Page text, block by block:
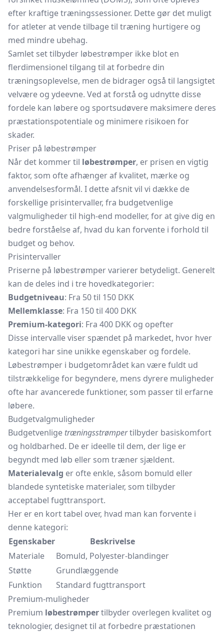
efter kraftige træningssessioner. Dette gør det muligt
for atleter at vende tilbage til træning hurtigere og
med mindre ubehag.
Samlet set tilbyder løbestrømper ikke blot en
flerdimensionel tilgang til at forbedre din
træningsoplevelse, men de bidrager også til langsigtet
velvære og ydeevne. Ved at forstå og udnytte disse
fordele kan løbere og sportsudøvere maksimere deres
præstationspotentiale og minimere risikoen for
skader.
Priser på løbestrømper
Når det kommer til løbestrømper, er prisen en vigtig
faktor, som ofte afhænger af kvalitet, mærke og
anvendelsesformål. I dette afsnit vil vi dække de
forskellige prisintervaller, fra budgetvenlige
valgmuligheder til high-end modeller, for at give dig en
bedre forståelse af, hvad du kan forvente i forhold til
budget og behov.
Prisintervaller
Priserne på løbestrømper varierer betydeligt. Generelt
kan de deles ind i tre hovedkategorier:
Budgetniveau: Fra 50 til 150 DKK
Mellemklasse: Fra 150 til 400 DKK
Premium-kategori: Fra 400 DKK og opefter
Disse intervalle viser spændet på markedet, hvor hver
kategori har sine unikke egenskaber og fordele.
Løbestrømper i budgetområdet kan være fuldt ud
tilstrækkelige for begyndere, mens dyrere muligheder
ofte har avancerede funktioner, som passer til erfarne
løbere.
Budgetvalgmuligheder
Budgetvenlige træningsstrømpertilbyder basiskomfort
og holdbarhed. De er ideelle til dem, der lige er
begyndt med løb eller som træner sjældent.
Materialevalg er ofte enkle, såsom bomuld eller
blandede syntetiske materialer, som tilbyder
acceptabel fugttransport.
Her er en kort tabel over, hvad man kan forvente i
denne kategori:
Egenskaber
Beskrivelse
Materiale
Bomuld, Polyester-blandinger
Støtte
Grundlæggende
Funktion
Standard fugttransport
Premium-muligheder
Premium løbestrømpertilbyder overlegen kvalitet og
teknologier, designet til at forbedre præstationen